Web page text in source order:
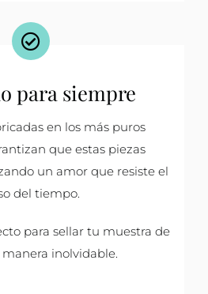
para siempre
en los más puros
que estas piezas
un amor que resiste el
del tiempo.
para sellar tu muestra de
inolvidable.